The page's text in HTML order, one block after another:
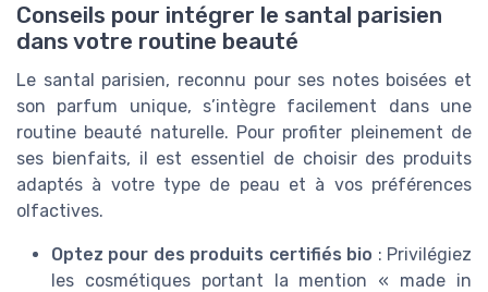
Conseils pour intégrer le santal parisien
dans votre routine beauté
Le santal parisien, reconnu pour ses notes boisées et
son parfum unique, s’intègre facilement dans une
routine beauté naturelle. Pour profiter pleinement de
ses bienfaits, il est essentiel de choisir des produits
adaptés à votre type de peau et à vos préférences
olfactives.
Optez pour des produits certifiés bio : Privilégiez
les cosmétiques portant la mention « made in